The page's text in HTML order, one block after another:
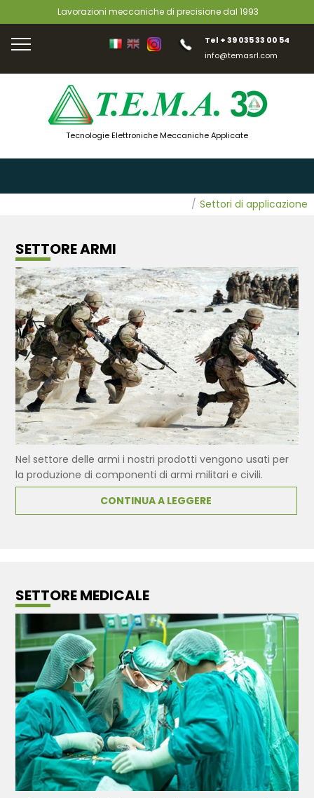
Lavorazioni meccaniche di precisione dal 1993
Tel + 39 035 33 00 54
info@temasrl.com
Tecnologie Elettroniche Meccaniche Applicate
/ Settori di applicazione
SETTORE ARMI
Nel settore delle armi i nostri prodotti vengono usati per
la produzione di componenti di armi militari e civili.
CONTINUA A LEGGERE
SETTORE MEDICALE